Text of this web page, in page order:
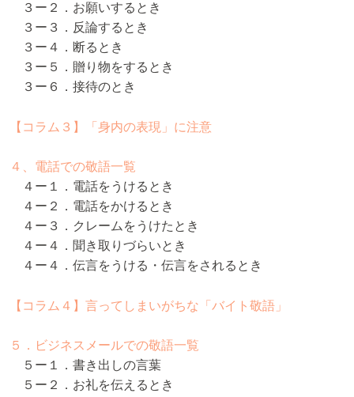
３ー２．お願いするとき
３ー３．反論するとき
３ー４．断るとき
３ー５．贈り物をするとき
３ー６．接待のとき
【コラム３】「身内の表現」に注意
４、電話での敬語一覧
４ー１．電話をうけるとき
４ー２．電話をかけるとき
４ー３．クレームをうけたとき
４ー４．聞き取りづらいとき
４ー４．伝言をうける・伝言をされるとき
【コラム４】言ってしまいがちな「バイト敬語」
５．ビジネスメールでの敬語一覧
５ー１．書き出しの言葉
５ー２．お礼を伝えるとき